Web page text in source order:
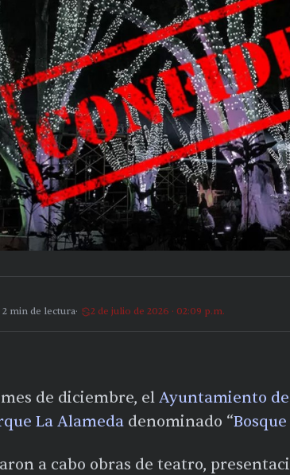
2 min de lectura 2 de julio de 2026 · 02:09 p.m.
de diciembre, el Ayuntamiento de
La Alameda denominado “
a cabo obras de teatro,